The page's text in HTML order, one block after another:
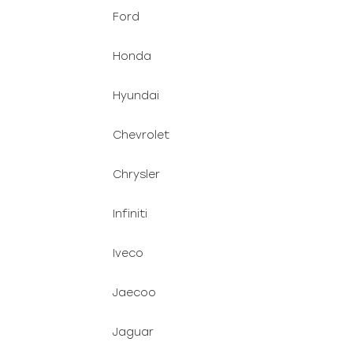
Ford
Honda
Hyundai
Chevrolet
Chrysler
Infiniti
Iveco
Jaecoo
Jaguar